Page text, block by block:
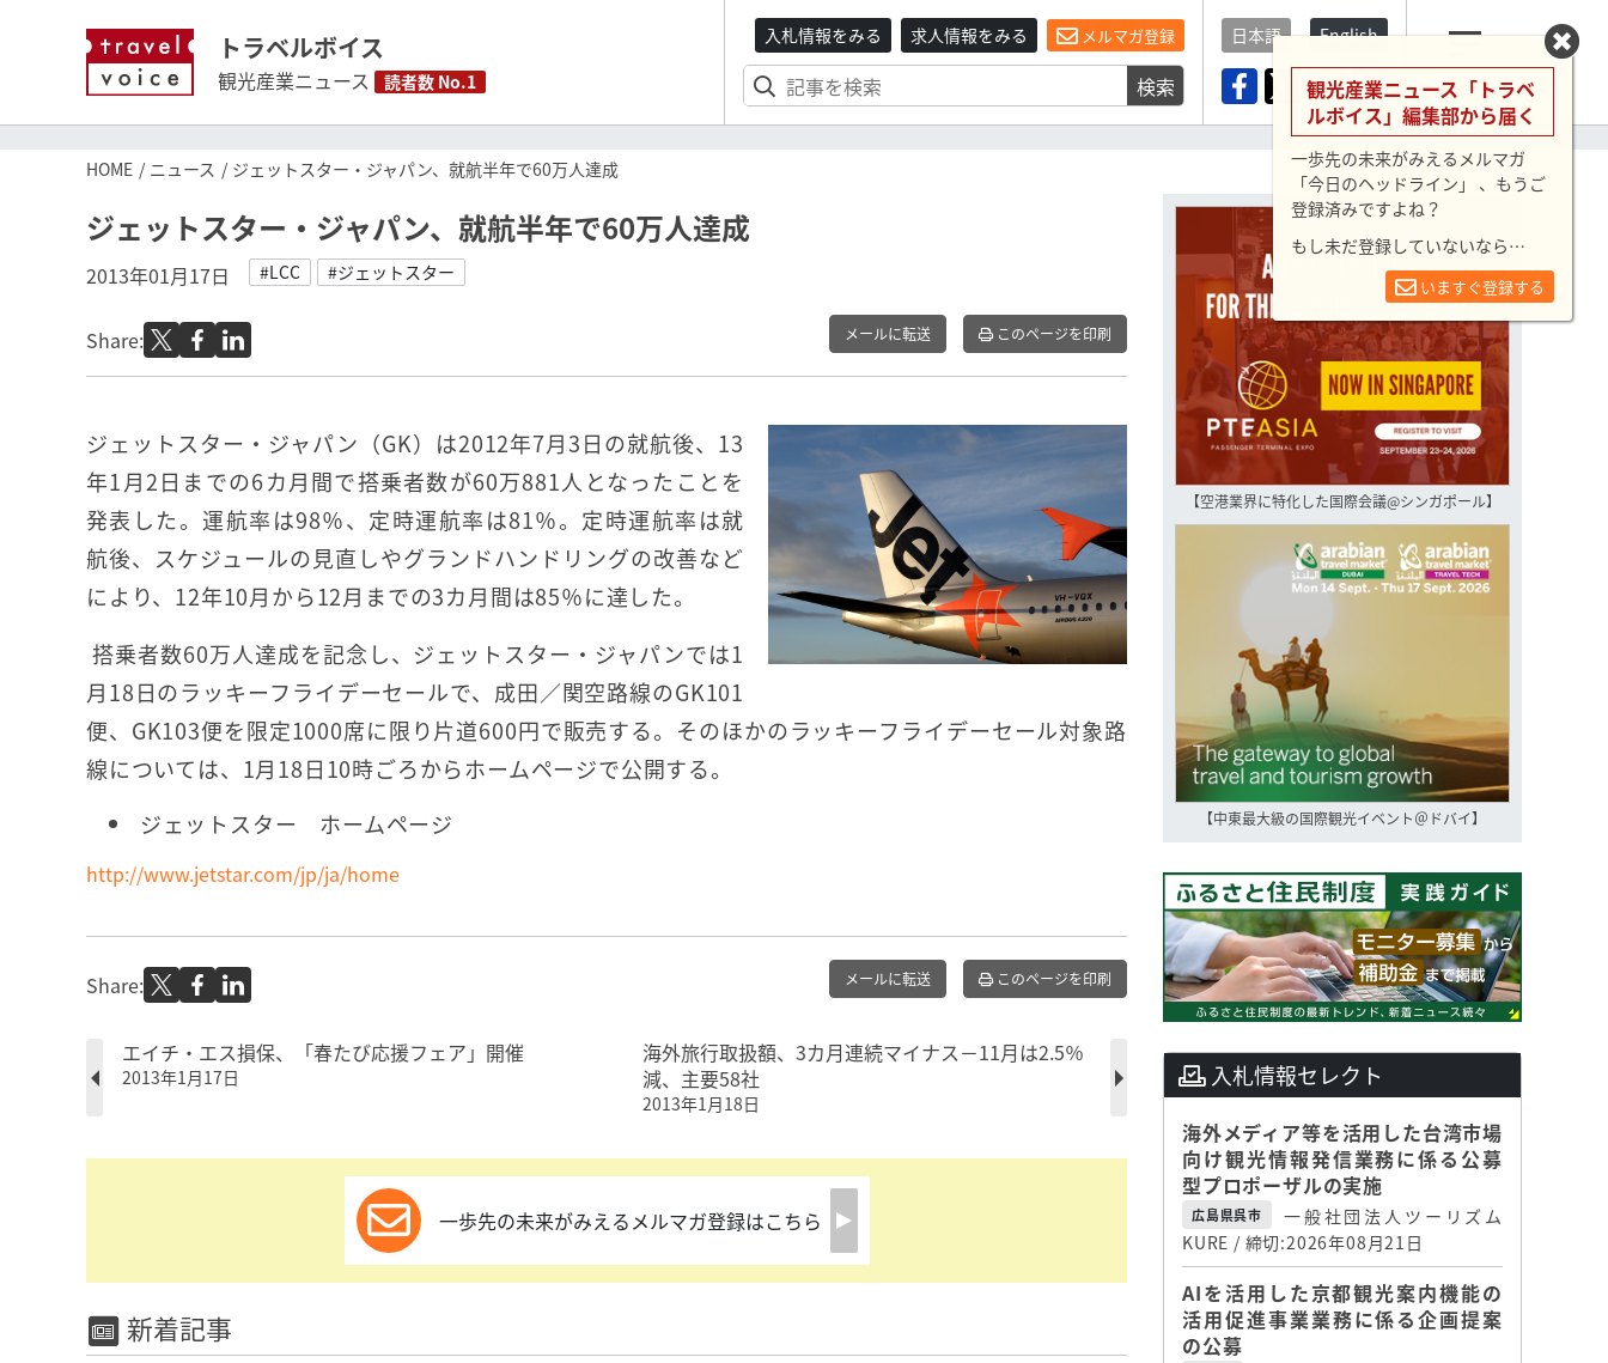
トラベルボイス
観光産業ニュース 読者数 No.1
入札情報をみる 求人情報をみる メルマガ登録
検索
日本語 English
メニュー
HOME ニュース ジェットスター・ジャパン、就航半年で60万人達成
ジェットスター・ジャパン、就航半年で60万人達成
2013年01月17日 #LCC #ジェットスター
Share: メールに転送 このページを印刷
ジェットスター・ジャパン（GK）は2012年7月3日の就航後、13
年1月2日までの6カ月間で搭乗者数が60万881人となったことを
発表した。運航率は98％、定時運航率は81％。定時運航率は就
航後、スケジュールの見直しやグランドハンドリングの改善など
により、12年10月から12月までの3カ月間は85％に達した。
搭乗者数60万人達成を記念し、ジェットスター・ジャパンでは1
月18日のラッキーフライデーセールで、成田／関空路線のGK101
便、GK103便を限定1000席に限り片道600円で販売する。そのほかのラッキーフライデーセール対象路
線については、1月18日10時ごろからホームページで公開する。
ジェットスター ホームページ
http://www.jetstar.com/jp/ja/home
Share: メールに転送 このページを印刷
エイチ・エス損保、「春たび応援フェア」開催
2013年1月17日
海外旅行取扱額、3カ月連続マイナス－11月は2.5％
減、主要58社
2013年1月18日
一歩先の未来がみえるメルマガ登録はこちら
新着記事
【空港業界に特化した国際会議@シンガポール】
【中東最大級の国際観光イベント＠ドバイ】
入札情報セレクト
海外メディア等を活用した台湾市場
向け観光情報発信業務に係る公募
型プロポーザルの実施
広島県呉市
一般社団法人ツーリズム
KURE / 締切:2026年08月21日
AIを活用した京都観光案内機能の
活用促進事業業務に係る企画提案
の公募
観光産業ニュース「トラベ
ルボイス」編集部から届く
一歩先の未来がみえるメルマガ
「今日のヘッドライン」 、もうご
登録済みですよね？
もし未だ登録していないなら…
いますぐ登録する